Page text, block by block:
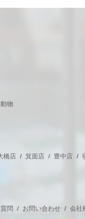
物
橋店 箕面店 豊中店
問 お問い合わせ 会社